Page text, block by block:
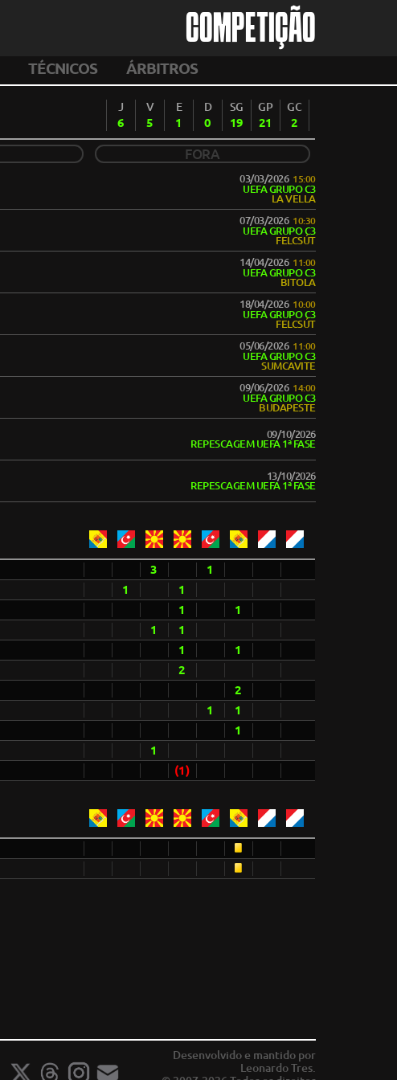
COMPETIÇÃO
TÉCNICOS ÁRBITROS
J
6
V
5
E
1
D
0
SG
19
GP
21
GC
2
FORA
03/03/2026 15:00
UEFA GRUPO C3
LA VELLA
07/03/2026 10:30
UEFA GRUPO C3
FELCSÚT
14/04/2026 11:00
UEFA GRUPO C3
BITOLA
18/04/2026 10:00
UEFA GRUPO C3
FELCSÚT
05/06/2026 11:00
UEFA GRUPO C3
SUMCAVITE
09/06/2026 14:00
UEFA GRUPO C3
BUDAPESTE
09/10/2026
REPESCAGEM UEFA 1ª FASE
13/10/2026
REPESCAGEM UEFA 1ª FASE
3 1
1 1
1 1
1 1
1 1
2
2
1 1
1
1
(1)
Desenvolvido e mantido por
Leonardo Tres.